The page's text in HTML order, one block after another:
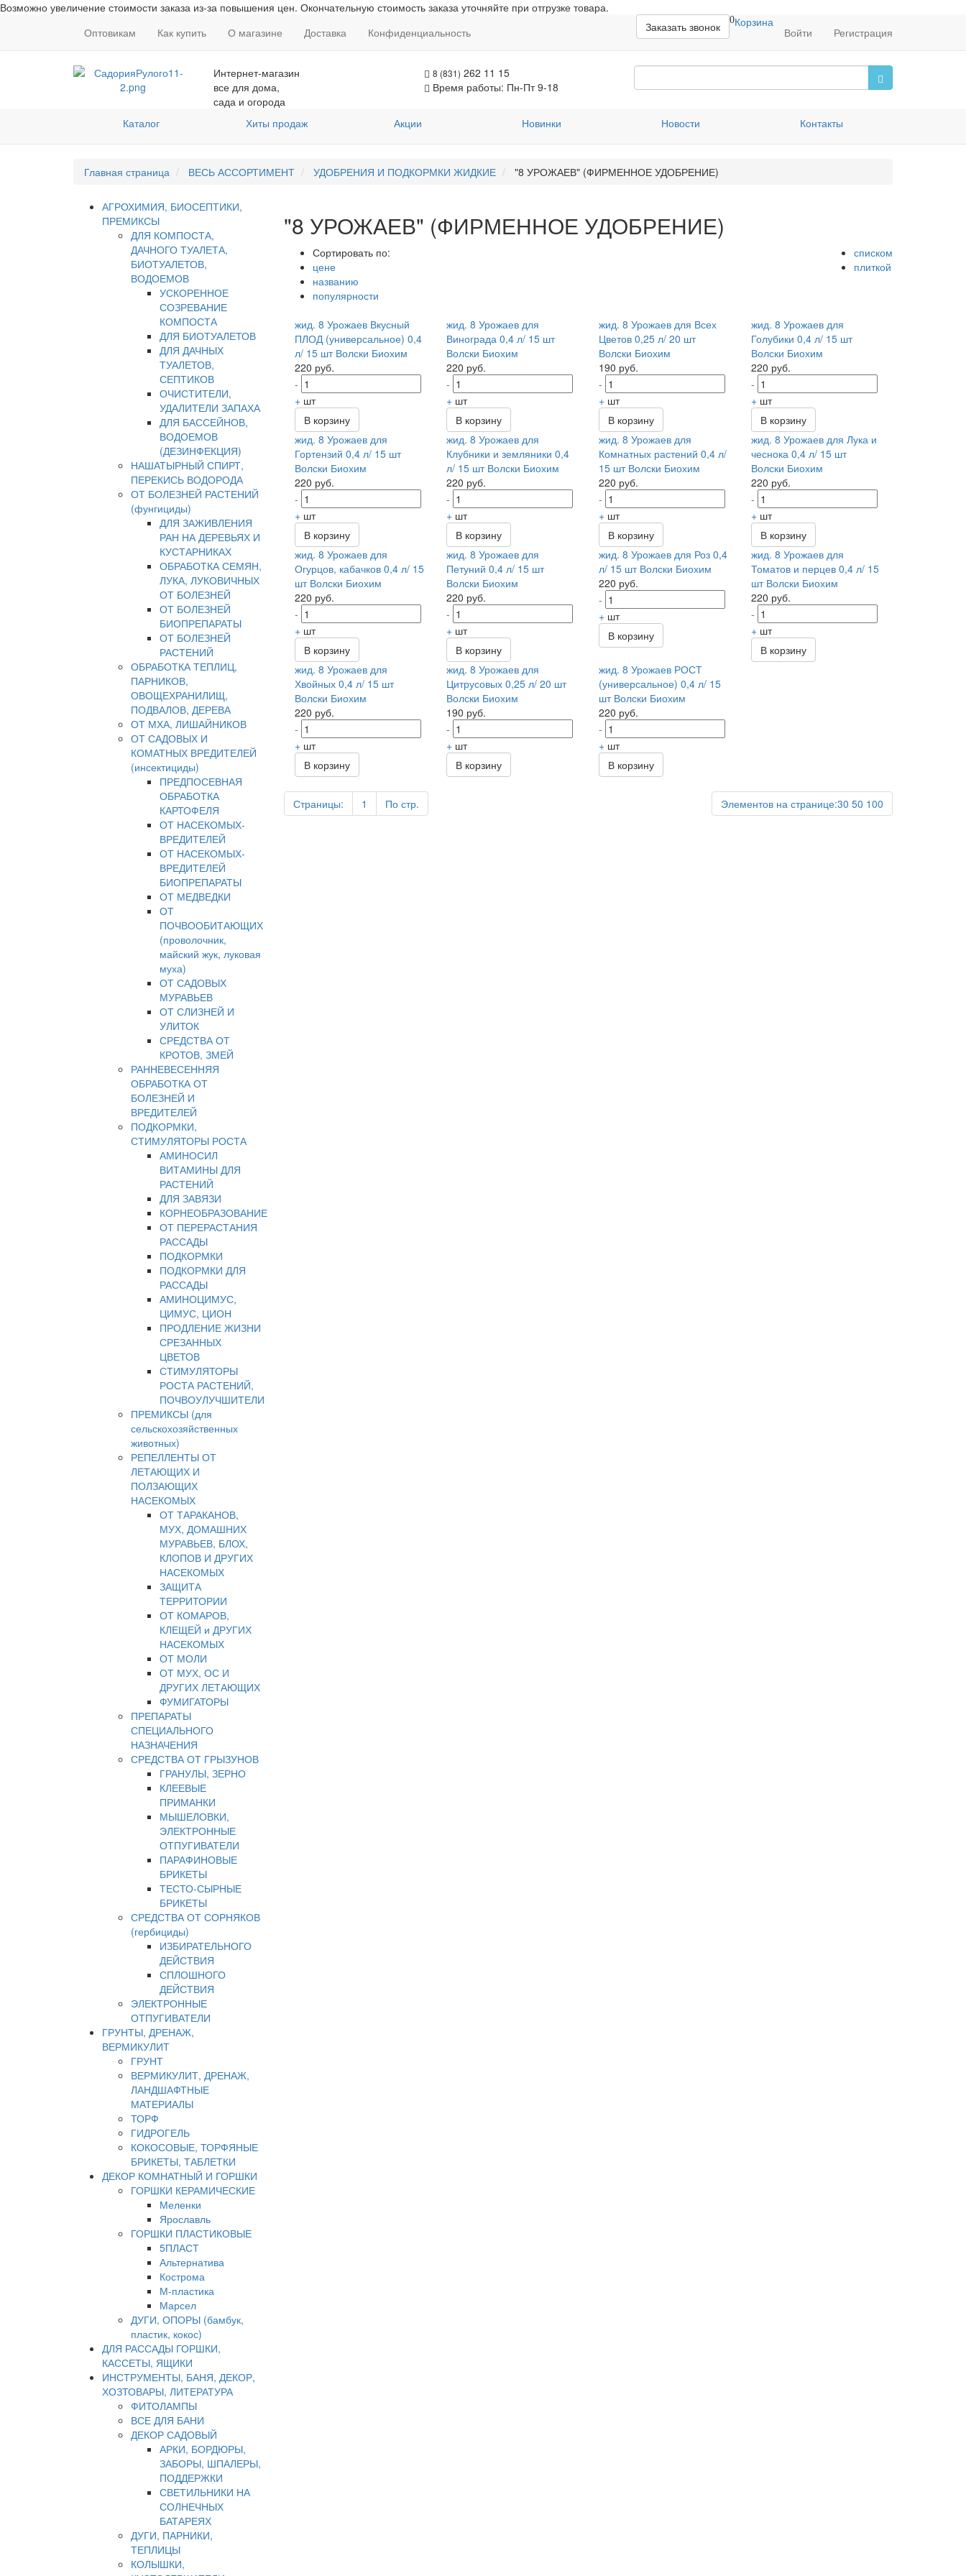
Возможно увеличение стоимости заказа из-за повышения цен. Окончательную стоимость заказа уточняйте при отгрузке товара.
Оптовикам
Как купить О магазине Доставка Конфиденциальность
0Корзина
Войти Регистрация
Заказать звонок
Интернет-магазин
все для дома,
сада и огорода
8 (831) 262 11 15
Время работы: Пн-Пт 9-18
Каталог Хиты продаж Акции Новинки Новости Контакты
Главная страница ВЕСЬ АССОРТИМЕНТ УДОБРЕНИЯ И ПОДКОРМКИ ЖИДКИЕ "8 УРОЖАЕВ" (ФИРМЕННОЕ УДОБРЕНИЕ)
АГРОХИМИЯ, БИОСЕПТИКИ,
ПРЕМИКСЫ
ДЛЯ КОМПОСТА,
ДАЧНОГО ТУАЛЕТА,
БИОТУАЛЕТОВ,
ВОДОЕМОВ
УСКОРЕННОЕ
СОЗРЕВАНИЕ
КОМПОСТА
ДЛЯ БИОТУАЛЕТОВ
ДЛЯ ДАЧНЫХ
ТУАЛЕТОВ,
СЕПТИКОВ
ОЧИСТИТЕЛИ,
УДАЛИТЕЛИ ЗАПАХА
ДЛЯ БАССЕЙНОВ,
ВОДОЕМОВ
(ДЕЗИНФЕКЦИЯ)
НАШАТЫРНЫЙ СПИРТ,
ПЕРЕКИСЬ ВОДОРОДА
ОТ БОЛЕЗНЕЙ РАСТЕНИЙ
(фунгициды)
ДЛЯ ЗАЖИВЛЕНИЯ
РАН НА ДЕРЕВЬЯХ И
КУСТАРНИКАХ
ОБРАБОТКА СЕМЯН,
ЛУКА, ЛУКОВИЧНЫХ
ОТ БОЛЕЗНЕЙ
ОТ БОЛЕЗНЕЙ
БИОПРЕПАРАТЫ
ОТ БОЛЕЗНЕЙ
РАСТЕНИЙ
ОБРАБОТКА ТЕПЛИЦ,
ПАРНИКОВ,
ОВОЩЕХРАНИЛИЩ,
ПОДВАЛОВ, ДЕРЕВА
ОТ МХА, ЛИШАЙНИКОВ
ОТ САДОВЫХ И
КОМАТНЫХ ВРЕДИТЕЛЕЙ
(инсектициды)
ПРЕДПОСЕВНАЯ
ОБРАБОТКА
КАРТОФЕЛЯ
ОТ НАСЕКОМЫХ-
ВРЕДИТЕЛЕЙ
ОТ НАСЕКОМЫХ-
ВРЕДИТЕЛЕЙ
БИОПРЕПАРАТЫ
ОТ МЕДВЕДКИ
ОТ
ПОЧВООБИТАЮЩИХ
(проволочник,
майский жук, луковая
муха)
ОТ САДОВЫХ
МУРАВЬЕВ
ОТ СЛИЗНЕЙ И
УЛИТОК
СРЕДСТВА ОТ
КРОТОВ, ЗМЕЙ
РАННЕВЕСЕННЯЯ
ОБРАБОТКА ОТ
БОЛЕЗНЕЙ И
ВРЕДИТЕЛЕЙ
ПОДКОРМКИ,
СТИМУЛЯТОРЫ РОСТА
АМИНОСИЛ
ВИТАМИНЫ ДЛЯ
РАСТЕНИЙ
ДЛЯ ЗАВЯЗИ
КОРНЕОБРАЗОВАНИЕ
ОТ ПЕРЕРАСТАНИЯ
РАССАДЫ
ПОДКОРМКИ
ПОДКОРМКИ ДЛЯ
РАССАДЫ
АМИНОЦИМУС,
ЦИМУС, ЦИОН
ПРОДЛЕНИЕ ЖИЗНИ
СРЕЗАННЫХ
ЦВЕТОВ
СТИМУЛЯТОРЫ
РОСТА РАСТЕНИЙ,
ПОЧВОУЛУЧШИТЕЛИ
ПРЕМИКСЫ (для
сельскохозяйственных
животных)
РЕПЕЛЛЕНТЫ ОТ
ЛЕТАЮЩИХ И
ПОЛЗАЮЩИХ
НАСЕКОМЫХ
ОТ ТАРАКАНОВ,
МУХ, ДОМАШНИХ
МУРАВЬЕВ, БЛОХ,
КЛОПОВ И ДРУГИХ
НАСЕКОМЫХ
ЗАЩИТА
ТЕРРИТОРИИ
ОТ КОМАРОВ,
КЛЕЩЕЙ и ДРУГИХ
НАСЕКОМЫХ
ОТ МОЛИ
ОТ МУХ, ОС И
ДРУГИХ ЛЕТАЮЩИХ
ФУМИГАТОРЫ
ПРЕПАРАТЫ
СПЕЦИАЛЬНОГО
НАЗНАЧЕНИЯ
СРЕДСТВА ОТ ГРЫЗУНОВ
ГРАНУЛЫ, ЗЕРНО
КЛЕЕВЫЕ
ПРИМАНКИ
МЫШЕЛОВКИ,
ЭЛЕКТРОННЫЕ
ОТПУГИВАТЕЛИ
ПАРАФИНОВЫЕ
БРИКЕТЫ
ТЕСТО-СЫРНЫЕ
БРИКЕТЫ
СРЕДСТВА ОТ СОРНЯКОВ
(гербициды)
ИЗБИРАТЕЛЬНОГО
ДЕЙСТВИЯ
СПЛОШНОГО
ДЕЙСТВИЯ
ЭЛЕКТРОННЫЕ
ОТПУГИВАТЕЛИ
ГРУНТЫ, ДРЕНАЖ,
ВЕРМИКУЛИТ
ГРУНТ
ВЕРМИКУЛИТ, ДРЕНАЖ,
ЛАНДШАФТНЫЕ
МАТЕРИАЛЫ
ТОРФ
ГИДРОГЕЛЬ
КОКОСОВЫЕ, ТОРФЯНЫЕ
БРИКЕТЫ, ТАБЛЕТКИ
ДЕКОР КОМНАТНЫЙ И ГОРШКИ
ГОРШКИ КЕРАМИЧЕСКИЕ
Меленки
Ярославль
ГОРШКИ ПЛАСТИКОВЫЕ
5ПЛАСТ
Альтернатива
Кострома
М-пластика
Марсел
ДУГИ, ОПОРЫ (бамбук,
пластик, кокос)
ДЛЯ РАССАДЫ ГОРШКИ,
КАССЕТЫ, ЯЩИКИ
ИНСТРУМЕНТЫ, БАНЯ, ДЕКОР,
ХОЗТОВАРЫ, ЛИТЕРАТУРА
ФИТОЛАМПЫ
ВСЕ ДЛЯ БАНИ
ДЕКОР САДОВЫЙ
АРКИ, БОРДЮРЫ,
ЗАБОРЫ, ШПАЛЕРЫ,
ПОДДЕРЖКИ
СВЕТИЛЬНИКИ НА
СОЛНЕЧНЫХ
БАТАРЕЯХ
ДУГИ, ПАРНИКИ,
ТЕПЛИЦЫ
КОЛЫШКИ,
"8 УРОЖАЕВ" (ФИРМЕННОЕ УДОБРЕНИЕ)
Сортировать по:
цене
названию
популярности
списком
плиткой
жид. 8 Урожаев Вкусный
ПЛОД (универсальное) 0,4
л/ 15 шт Волски Биохим
220 руб.
-
+ шт
В корзину
жид. 8 Урожаев для
Винограда 0,4 л/ 15 шт
Волски Биохим
220 руб.
-
+ шт
В корзину
жид. 8 Урожаев для Всех
Цветов 0,25 л/ 20 шт
Волски Биохим
190 руб.
-
+ шт
В корзину
жид. 8 Урожаев для
Голубики 0,4 л/ 15 шт
Волски Биохим
220 руб.
-
+ шт
В корзину
жид. 8 Урожаев для
Гортензий 0,4 л/ 15 шт
Волски Биохим
220 руб.
-
+ шт
В корзину
жид. 8 Урожаев для
Клубники и земляники 0,4
л/ 15 шт Волски Биохим
220 руб.
-
+ шт
В корзину
жид. 8 Урожаев для
Комнатных растений 0,4 л/
15 шт Волски Биохим
220 руб.
-
+ шт
В корзину
жид. 8 Урожаев для Лука и
чеснока 0,4 л/ 15 шт
Волски Биохим
220 руб.
-
+ шт
В корзину
жид. 8 Урожаев для
Огурцов, кабачков 0,4 л/ 15
шт Волски Биохим
220 руб.
-
+ шт
В корзину
жид. 8 Урожаев для
Петуний 0,4 л/ 15 шт
Волски Биохим
220 руб.
-
+ шт
В корзину
жид. 8 Урожаев для Роз 0,4
л/ 15 шт Волски Биохим
220 руб.
-
+ шт
В корзину
жид. 8 Урожаев для
Томатов и перцев 0,4 л/ 15
шт Волски Биохим
220 руб.
-
+ шт
В корзину
жид. 8 Урожаев для
Хвойных 0,4 л/ 15 шт
Волски Биохим
220 руб.
-
+ шт
В корзину
жид. 8 Урожаев для
Цитрусовых 0,25 л/ 20 шт
Волски Биохим
190 руб.
-
+ шт
В корзину
жид. 8 Урожаев РОСТ
(универсальное) 0,4 л/ 15
шт Волски Биохим
220 руб.
-
+ шт
В корзину
Элементов на странице:30 50 100
Страницы: 1 По стр.